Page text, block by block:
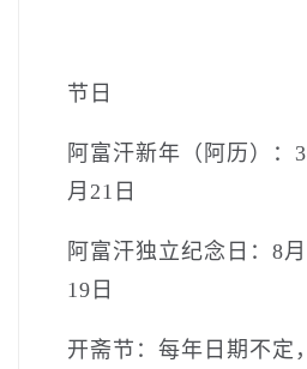
节日
阿富汗新年（阿历）：­3
月21日
阿富汗独立纪念日：­­8月
19日
开斋节：­­每年日期不定，